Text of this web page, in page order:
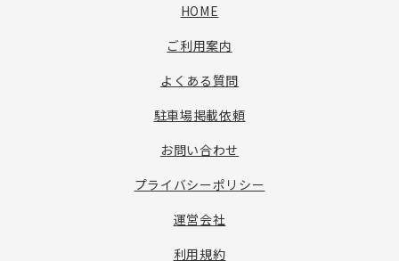
HOME
ご利用案内
よくある質問
駐車場掲載依頼
お問い合わせ
プライバシーポリシー
運営会社
利用規約